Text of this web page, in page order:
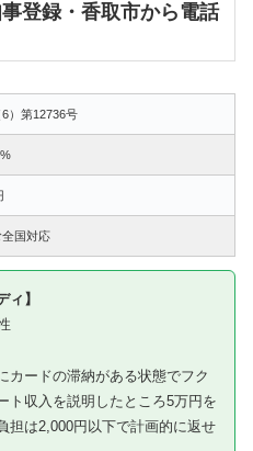
登録・香取市から電話
）第12736号
国対応
ィ】
カードの滞納がある状態でフク
ト収入を説明したところ5万円を
担は2,000円以下で計画的に返せ